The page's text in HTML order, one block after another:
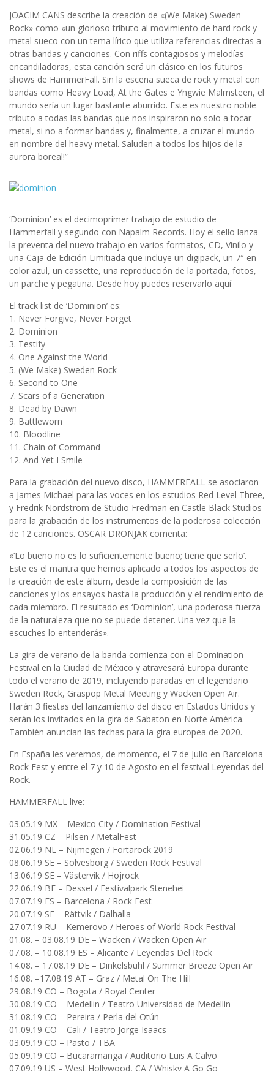
JOACIM CANS describe la creación de «(We Make) Sweden
Rock» como «un glorioso tributo al movimiento de hard rock y
metal sueco con un tema lírico que utiliza referencias directas a
otras bandas y canciones. Con riffs contagiosos y melodías
encandiladoras, esta canción será un clásico en los futuros
shows de HammerFall. Sin la escena sueca de rock y metal con
bandas como Heavy Load, At the Gates e Yngwie Malmsteen, el
mundo sería un lugar bastante aburrido. Este es nuestro noble
tributo a todas las bandas que nos inspiraron no solo a tocar
metal, si no a formar bandas y, finalmente, a cruzar el mundo
en nombre del heavy metal. Saluden a todos los hijos de la
aurora boreal!”
‘Dominion’ es el decimoprimer trabajo de estudio de
Hammerfall y segundo con Napalm Records. Hoy el sello lanza
la preventa del nuevo trabajo en varios formatos, CD, Vinilo y
una Caja de Edición Limitiada que incluye un digipack, un 7″ en
color azul, un cassette, una reproducción de la portada, fotos,
un parche y pegatina. Desde hoy puedes reservarlo aquí
El track list de ‘Dominion’ es:
1. Never Forgive, Never Forget
2. Dominion
3. Testify
4. One Against the World
5. (We Make) Sweden Rock
6. Second to One
7. Scars of a Generation
8. Dead by Dawn
9. Battleworn
10. Bloodline
11. Chain of Command
12. And Yet I Smile
Para la grabación del nuevo disco, HAMMERFALL se asociaron
a James Michael para las voces en los estudios Red Level Three,
y Fredrik Nordström de Studio Fredman en Castle Black Studios
para la grabación de los instrumentos de la poderosa colección
de 12 canciones. OSCAR DRONJAK comenta:
«‘Lo bueno no es lo suficientemente bueno; tiene que serlo’.
Este es el mantra que hemos aplicado a todos los aspectos de
la creación de este álbum, desde la composición de las
canciones y los ensayos hasta la producción y el rendimiento de
cada miembro. El resultado es ‘Dominion’, una poderosa fuerza
de la naturaleza que no se puede detener. Una vez que la
escuches lo entenderás».
La gira de verano de la banda comienza con el Domination
Festival en la Ciudad de México y atravesará Europa durante
todo el verano de 2019, incluyendo paradas en el legendario
Sweden Rock, Graspop Metal Meeting y Wacken Open Air.
Harán 3 fiestas del lanzamiento del disco en Estados Unidos y
serán los invitados en la gira de Sabaton en Norte América.
También anuncian las fechas para la gira europea de 2020.
En España les veremos, de momento, el 7 de Julio en Barcelona
Rock Fest y entre el 7 y 10 de Agosto en el festival Leyendas del
Rock.
HAMMERFALL live:
03.05.19 MX – Mexico City / Domination Festival
31.05.19 CZ – Pilsen / MetalFest
02.06.19 NL – Nijmegen / Fortarock 2019
08.06.19 SE – Sölvesborg / Sweden Rock Festival
13.06.19 SE – Västervik / Hojrock
22.06.19 BE – Dessel / Festivalpark Stenehei
07.07.19 ES – Barcelona / Rock Fest
20.07.19 SE – Rättvik / Dalhalla
27.07.19 RU – Kemerovo / Heroes of World Rock Festival
01.08. – 03.08.19 DE – Wacken / Wacken Open Air
07.08. – 10.08.19 ES – Alicante / Leyendas Del Rock
14.08. – 17.08.19 DE – Dinkelsbühl / Summer Breeze Open Air
16.08. –17.08.19 AT – Graz / Metal On The Hill
29.08.19 CO – Bogota / Royal Center
30.08.19 CO – Medellin / Teatro Universidad de Medellin
31.08.19 CO – Pereira / Perla del Otún
01.09.19 CO – Cali / Teatro Jorge Isaacs
03.09.19 CO – Pasto / TBA
05.09.19 CO – Bucaramanga / Auditorio Luis A Calvo
07.09.19 US – West Hollywood, CA / Whisky A Go Go